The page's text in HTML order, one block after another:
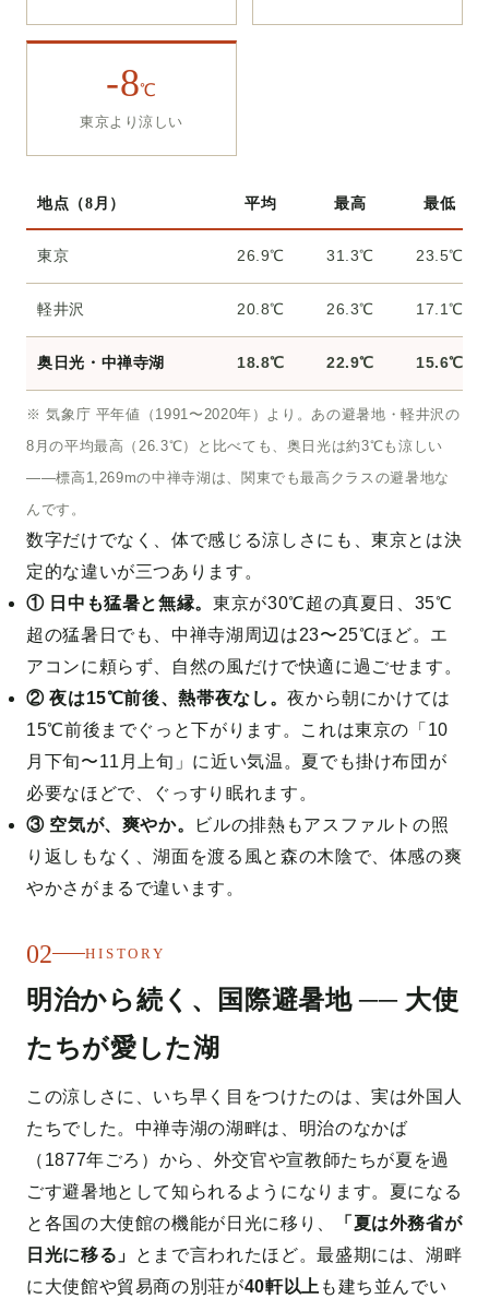
-8℃
東京より涼しい
地点（8月） 平均 最高 最低
東京 26.9℃ 31.3℃ 23.5℃
軽井沢 20.8℃ 26.3℃ 17.1℃
奥日光・中禅寺湖 18.8℃ 22.9℃ 15.6℃
※ 気象庁 平年値（1991〜2020年）より。あの避暑地・軽井沢の
8月の平均最高（26.3℃）と比べても、奥日光は約3℃も涼しい
——標高1,269mの中禅寺湖は、関東でも最高クラスの避暑地な
んです。
数字だけでなく、体で感じる涼しさにも、東京とは決
定的な違いが三つあります。
① 日中も猛暑と無縁。東京が30℃超の真夏日、35℃
超の猛暑日でも、中禅寺湖周辺は23〜25℃ほど。エ
アコンに頼らず、自然の風だけで快適に過ごせます。
② 夜は15℃前後、熱帯夜なし。夜から朝にかけては
15℃前後までぐっと下がります。これは東京の「10
月下旬〜11月上旬」に近い気温。夏でも掛け布団が
必要なほどで、ぐっすり眠れます。
③ 空気が、爽やか。
ビルの排熱もアスファルトの照
り返しもなく、湖面を渡る風と森の木陰で、体感の爽
やかさがまるで違います。
02 HISTORY
明治から続く、国際避暑地 ── 大使
たちが愛した湖
この涼しさに、いち早く目をつけたのは、実は外国人
たちでした。中禅寺湖の湖畔は、明治のなかば
（1877年ごろ）から、外交官や宣教師たちが夏を過
ごす避暑地として知られるようになります。夏になる
と各国の大使館の機能が日光に移り、
「夏は外務省が
日光に移る」
とまで言われたほど。最盛期には、湖畔
に大使館や貿易商の別荘が40軒以上 も建ち並んでい